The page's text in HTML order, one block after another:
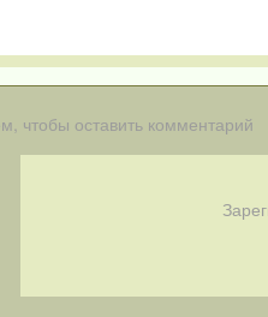
чтобы оставить комментарий